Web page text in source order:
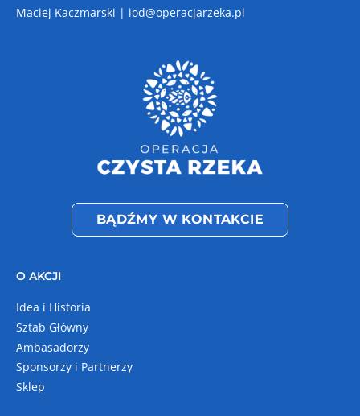
Maciej Kaczmarski | iod@operacjarzeka.pl
BĄDŹMY W KONTAKCIE
O AKCJI
Idea i Historia
Sztab Główny
Ambasadorzy
Sponsorzy i Partnerzy
Sklep